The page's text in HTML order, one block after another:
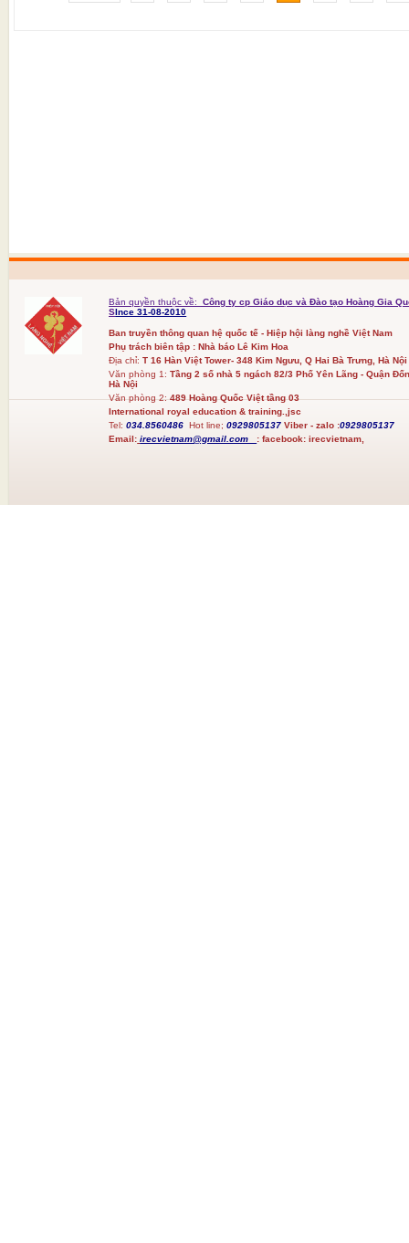
Bản quyền thuộc về:
Công ty cp Giáo dục và Đào tạo Hoàng Gia
SInce 31-08-2010
Ban truyền thông quan hệ quốc tế - Hiệp hội làng nghề Việt Nam
Phụ trách biên tập : Nhà báo Lê Kim Hoa
Địa chỉ: T 16 Hàn Việt Tower- 348 Kim Ngưu, Q Hai Bà Trưng, Hà Nội
Văn phòng 1:Tầng 2 số nhà 5 ngách 82/3 Phố Yên Lãng - Quận
Hà Nội
Văn phòng 2:489 Hoàng Quốc Việt tầng 03
International royal education & training.,jsc
Tel:034.8560486Hot line; 0929805137 Viber - zalo :0929805137
Email: irecvietnam@gmail.com :facebook: irecvietnam,